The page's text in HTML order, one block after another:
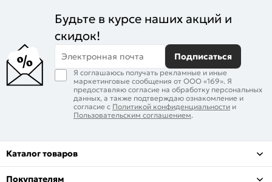
Будьте в курсе наших акций и
скидок!
Электронная почта Подписаться
Я соглашаюсь получать рекламные и иные
маркетинговые сообщения от ООО «169». Я
предоставляю согласие на обработку персональных
данных, а также подтверждаю ознакомление и
согласие с Политикой конфиденциальности и
Пользовательским соглашением.
Каталог товаров
Покупателям